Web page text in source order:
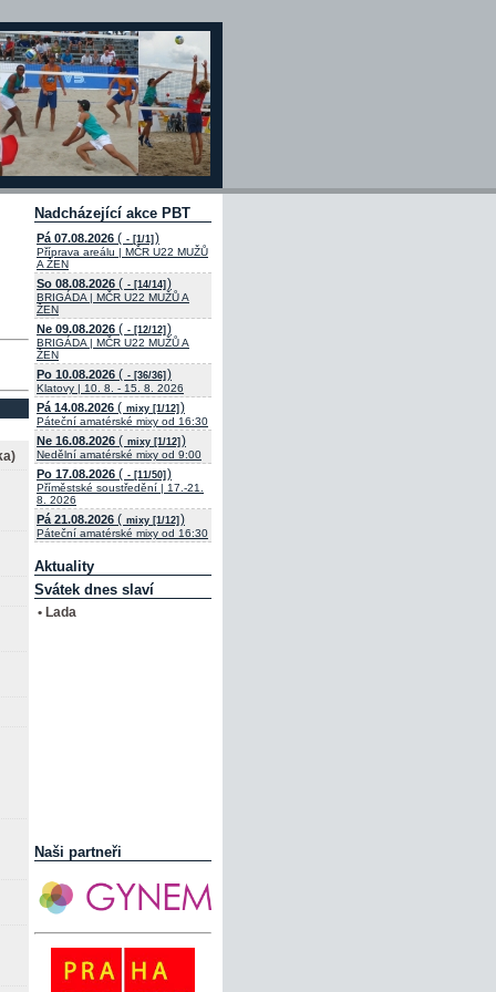
Nadcházející akce PBT
Pá 07.08.2026 ( - [1/1] )
Příprava areálu | MČR U22 MUŽŮ
A ŽEN
So 08.08.2026 ( - [14/14] )
BRIGÁDA | MČR U22 MUŽŮ A
ŽEN
Ne 09.08.2026 ( - [12/12] )
BRIGÁDA | MČR U22 MUŽŮ A
ŽEN
Po 10.08.2026 ( - [36/36] )
Klatovy | 10. 8. - 15. 8. 2026
Pá 14.08.2026 ( mixy [1/12] )
Páteční amatérské mixy od 16:30
Ne 16.08.2026 ( mixy [1/12] )
Nedělní amatérské mixy od 9:00
Po 17.08.2026 ( - [11/50] )
Příměstské soustředění | 17.-21.
8. 2026
Pá 21.08.2026 ( mixy [1/12] )
Páteční amatérské mixy od 16:30
Aktuality
Svátek dnes slaví
• Lada
Naši partneři